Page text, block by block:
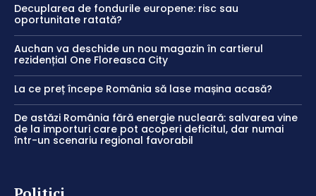
Decuplarea de fondurile europene: risc sau
oportunitate ratată?
Auchan va deschide un nou magazin în cartierul
rezidențial One Floreasca City
La ce preț începe România să lase mașina acasă?
De astăzi România fără energie nucleară: salvarea vine
de la importuri care pot acoperi deficitul, dar numai
într-un scenariu regional favorabil